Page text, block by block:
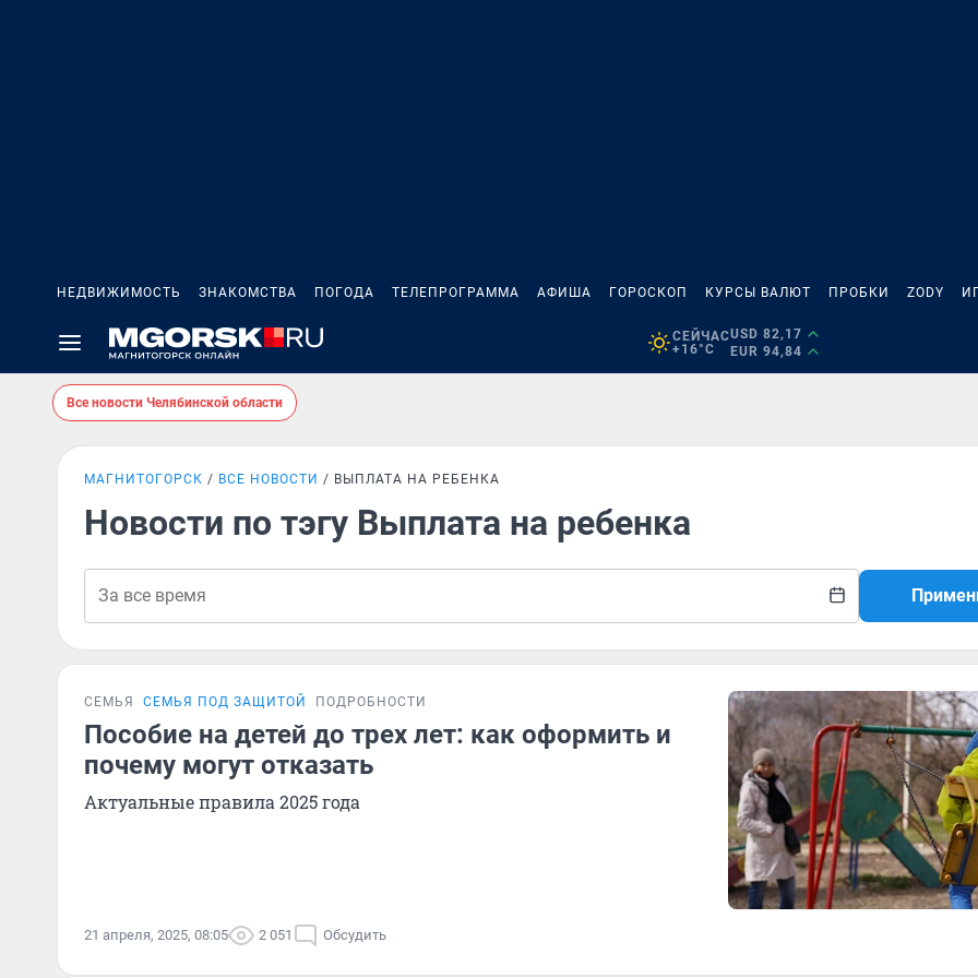
НЕДВИЖИМОСТЬ ЗНАКОМСТВА ПОГОДА ТЕЛЕПРОГРАММА АФИША ГОРОСКОП КУРСЫ ВАЛЮТ ПРОБКИ ZODY
СЕЙЧАС
+16°C
USD 82,17
EUR 94,84
Все новости Челябинской области
МАГНИТОГОРСК ВСЕ НОВОСТИ ВЫПЛАТА НА РЕБЕНКА
Новости по тэгу Выплата на ребенка
СЕМЬЯ СЕМЬЯ ПОД ЗАЩИТОЙ ПОДРОБНОСТИ
Пособие на детей до трех лет: как оформить и
почему могут отказать
Актуальные правила 2025 года
21 апреля, 2025, 08:05 2 051 Обсудить